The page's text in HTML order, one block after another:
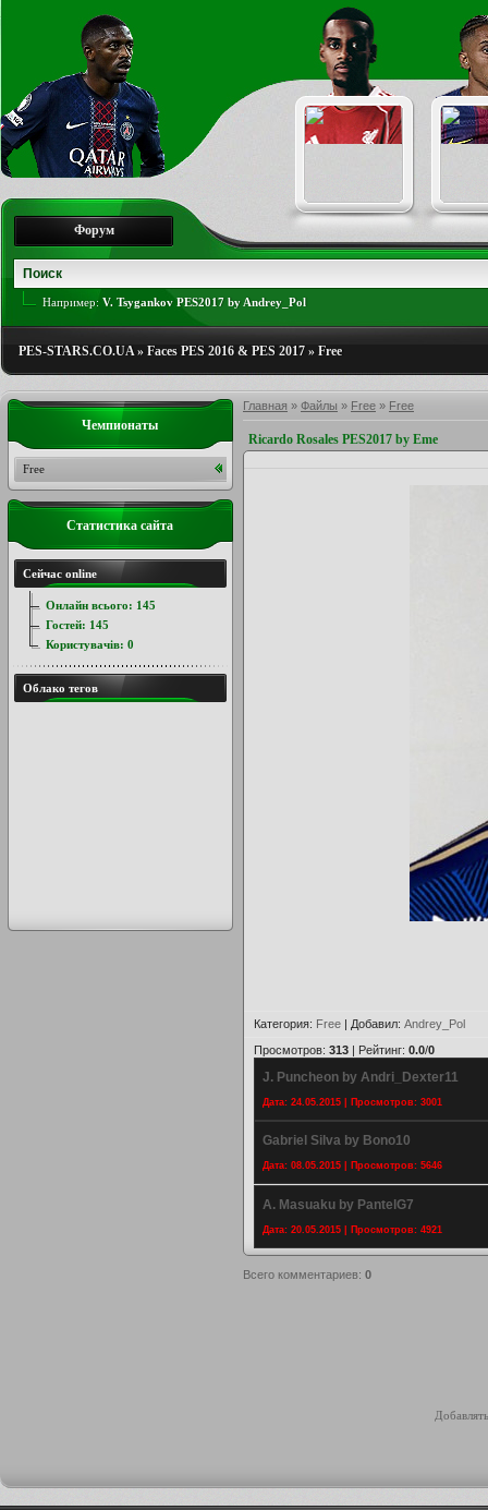
Форум
Например: V. Tsygankov PES2017 by Andrey_Pol
PES-STARS.CO.UA» Faces PES 2016 & PES 2017 » Free
Главная » Файлы » Free » Free
Ricardo Rosales PES2017 by Eme
Категория: Free | Добавил: Andrey_Pol
Просмотров: 313 | Рейтинг: 0.0/0
J. Puncheon by Andri_Dexter11
Дата: 24.05.2015 | Просмотров: 3001
Gabriel Silva by Bono10
Дата: 08.05.2015 | Просмотров: 5646
A. Masuaku by PantelG7
Дата: 20.05.2015 | Просмотров: 4921
Всего комментариев: 0
Чемпионаты
Free
Статистика сайта
Сейчас online
Онлайн всього: 145
Гостей: 145
Користувачів: 0
Облако тегов